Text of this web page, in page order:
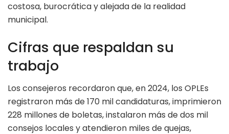
costosa, burocrática y alejada de la realidad
municipal.
Cifras que respaldan su
trabajo
Los consejeros recordaron que, en 2024, los OPLEs
registraron más de 170 mil candidaturas, imprimieron
228 millones de boletas, instalaron más de dos mil
consejos locales y atendieron miles de quejas,